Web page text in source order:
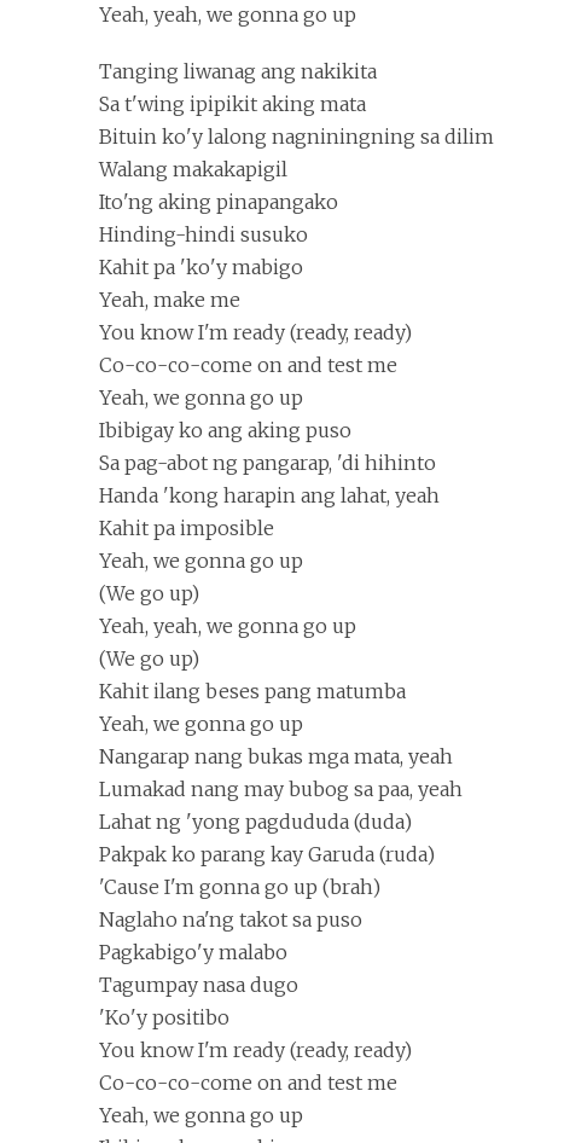
Yeah, yeah, we gonna go up
Tanging liwanag ang nakikita
Sa t'wing ipipikit aking mata
Bituin ko'y lalong nagniningning sa dilim
Walang makakapigil
Ito'ng aking pinapangako
Hinding-hindi susuko
Kahit pa 'ko'y mabigo
Yeah, make me
You know I'm ready (ready, ready)
Co-co-co-come on and test me
Yeah, we gonna go up
Ibibigay ko ang aking puso
Sa pag-abot ng pangarap, 'di hihinto
Handa 'kong harapin ang lahat, yeah
Kahit pa imposible
Yeah, we gonna go up
(We go up)
Yeah, yeah, we gonna go up
(We go up)
Kahit ilang beses pang matumba
Yeah, we gonna go up
Nangarap nang bukas mga mata, yeah
Lumakad nang may bubog sa paa, yeah
Lahat ng 'yong pagdududa (duda)
Pakpak ko parang kay Garuda (ruda)
'Cause I'm gonna go up (brah)
Naglaho na'ng takot sa puso
Pagkabigo'y malabo
Tagumpay nasa dugo
'Ko'y positibo
You know I'm ready (ready, ready)
Co-co-co-come on and test me
Yeah, we gonna go up